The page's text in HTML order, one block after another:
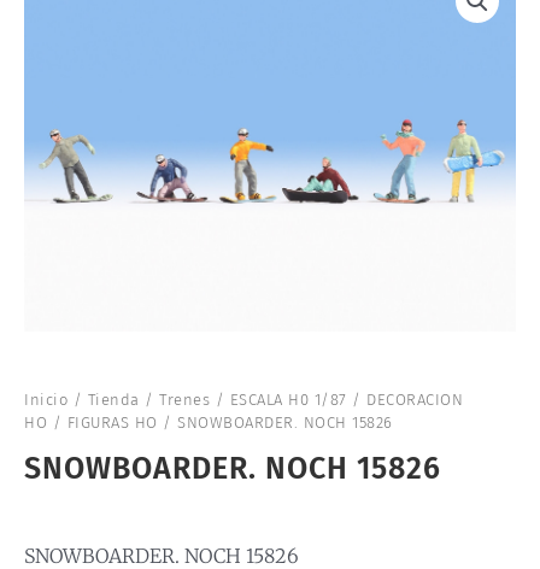
Inicio / Tienda / Trenes / ESCALA H0 1/87 / DECORACION
HO / FIGURAS HO / SNOWBOARDER. NOCH 15826
SNOWBOARDER. NOCH 15826
SNOWBOARDER. NOCH 15826